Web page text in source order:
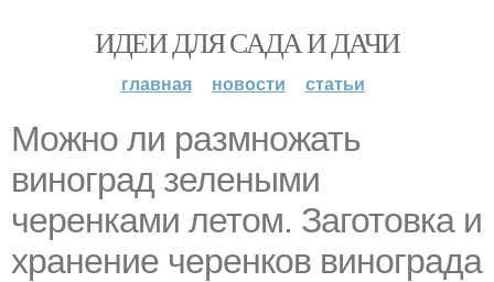
ИДЕИ ДЛЯ САДА И ДАЧИ
главная новости статьи
Можно ли размножать
виноград зелеными
черенками летом. Заготовка и
хранение черенков винограда